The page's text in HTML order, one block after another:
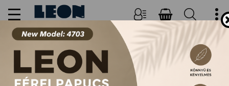
NŐI, FÉRFI PAPUCSOK ÉS
SZANDÁLOK